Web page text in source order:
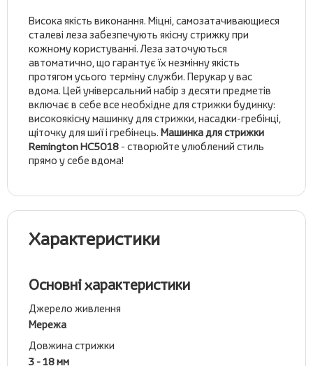
Висока якість виконання. Міцні, самозатачивающиеся
сталеві леза забезпечують якісну стрижку при
кожному користуванні. Леза заточуються
автоматично, що гарантує їх незмінну якість
протягом усього терміну служби. Перукар у вас
вдома. Цей універсальний набір з десяти предметів
включає в себе все необхідне для стрижки будинку:
високоякісну машинку для стрижки, насадки-гребінці,
щіточку для шиї і гребінець. Машинка для стрижки
Remington HC5018 - створюйте улюблений стиль
прямо у себе вдома!
Характеристики
Основні характеристики
Джерело живлення
Мережа
Довжина стрижки
3 - 18 мм